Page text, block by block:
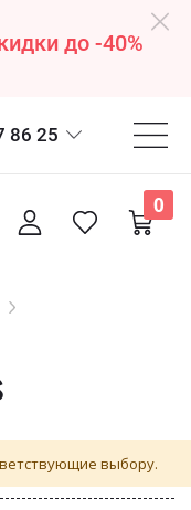
до -40%
86 25
0
выбору.